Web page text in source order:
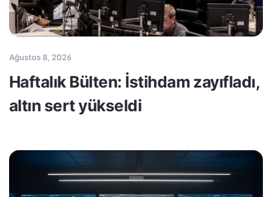
Ağustos 8, 2026
Haftalık Bülten: İstihdam zayıfladı,
altın sert yükseldi